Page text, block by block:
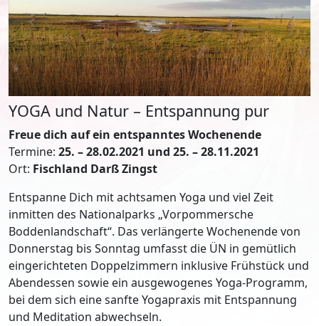
YOGA und Natur – Entspannung pur
Freue dich auf ein entspanntes Wochenende
Termine: 25. – 28.02.2021 und 25. – 28.11.2021
Ort: Fischland Darß Zingst
Entspanne Dich mit achtsamen Yoga und viel Zeit
inmitten des Nationalparks „Vorpommersche
Boddenlandschaft“. Das verlängerte Wochenende von
Donnerstag bis Sonntag umfasst die ÜN in gemütlich
eingerichteten Doppelzimmern inklusive Frühstück und
Abendessen sowie ein ausgewogenes Yoga-Programm,
bei dem sich eine sanfte Yogapraxis mit Entspannung
und Meditation abwechseln.